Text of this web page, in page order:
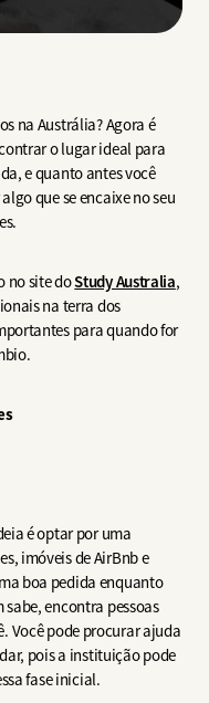
na Austrália? Agora é
o lugar ideal para
e quanto antes você
que se encaixe no seu
no site doStudy Australia,
na terra dos
para quando for
é optar por uma
imóveis de AirBnb e
boa pedida enquanto
encontra pessoas
Você pode procurar ajuda
pois a instituição pode
fase inicial.